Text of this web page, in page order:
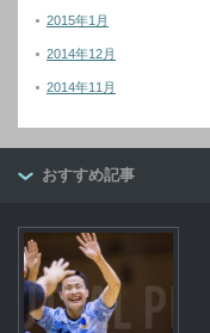
2015年1月
2014年12月
2014年11月
おすすめ記事